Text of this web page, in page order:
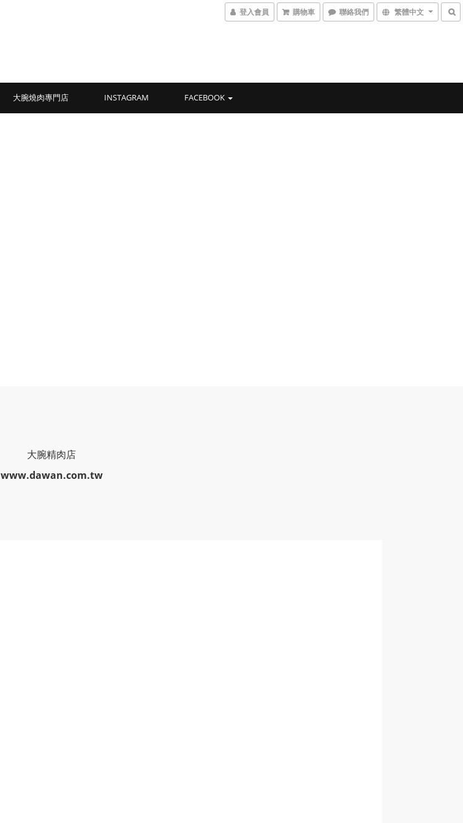
登入會員 購物車 聯絡我們 繁體中文
大腕燒肉專門店 INSTAGRAM FACEBOOK
大腕精肉店
www.dawan.com.tw